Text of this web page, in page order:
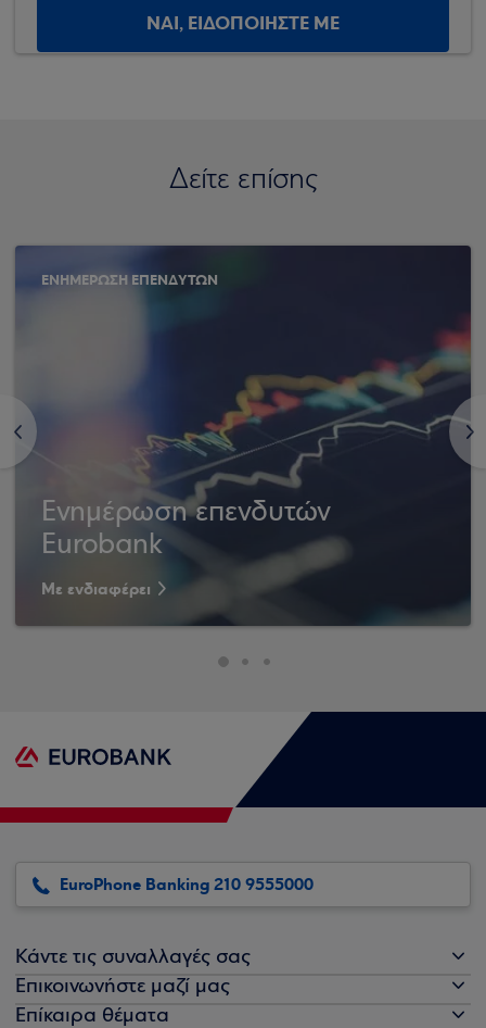
ΝΑΙ, ΕΙΔΟΠΟΙΗΣΤΕ ΜΕ
Δείτε επίσης
<
ΕΝΗΜΕΡΩΣΗ ΕΠΕΝΔΥΤΩΝ
Ενημέρωση επενδυτών
Eurobank
Με ενδιαφέρει
>
EuroPhone Banking 210 9555000
Κάντε τις συναλλαγές σας
Επικοινωνήστε μαζί μας
Επίκαιρα θέματα